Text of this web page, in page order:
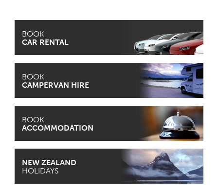
BOOK
CAR RENTAL
BOOK
CAMPERVAN HIRE
BOOK
ACCOMMODATION
NEW ZEALAND
HOLIDAYS